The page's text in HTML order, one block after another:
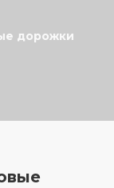
дорожки